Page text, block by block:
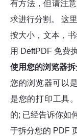
有方法，但请注
求进行分割。 这
按大小，文本，
用 DeftPDF 免费
使用您的浏览器
您的浏览器可以
是您的打印工具
的; 已经告诉你如
于拆分您的 PDF